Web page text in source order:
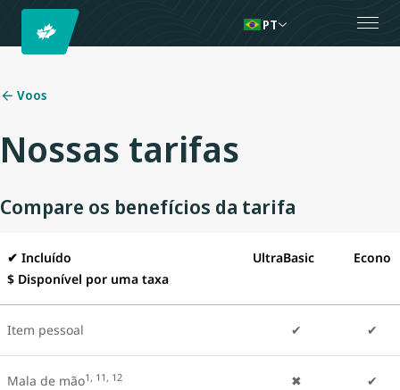
PT
Voos
Nossas tarifas
Compare os benefícios da tarifa
✔ Incluído
$ Disponível por uma taxa
UltraBasic Econo
Item pessoal ✔ ✔
Mala de mão1, 11, 12 ✖ ✔